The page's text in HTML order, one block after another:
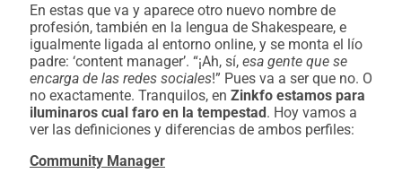
En estas que va y aparece otro nuevo nombre de
profesión, también en la lengua de Shakespeare, e
igualmente ligada al entorno online, y se monta el lío
padre: ‘content manager’. “¡Ah, sí, esa gente que se
encarga de las redes sociales!” Pues va a ser que no. O
no exactamente. Tranquilos, en Zinkfo estamos para
iluminaros cual faro en la tempestad. Hoy vamos a
ver las definiciones y diferencias de ambos perfiles:
Community Manager